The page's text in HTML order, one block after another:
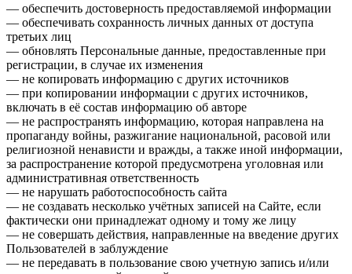
— обеспечить достоверность предоставляемой информации
— обеспечивать сохранность личных данных от доступа
третьих лиц
— обновлять Персональные данные, предоставленные при
регистрации, в случае их изменения
— не копировать информацию с других источников
— при копировании информации с других источников,
включать в её состав информацию об авторе
— не распространять информацию, которая направлена на
пропаганду войны, разжигание национальной, расовой или
религиозной ненависти и вражды, а также иной информации,
за распространение которой предусмотрена уголовная или
административная ответственность
— не нарушать работоспособность сайта
— не создавать несколько учётных записей на Сайте, если
фактически они принадлежат одному и тому же лицу
— не совершать действия, направленные на введение других
Пользователей в заблуждение
— не передавать в пользование свою учетную запись и/или